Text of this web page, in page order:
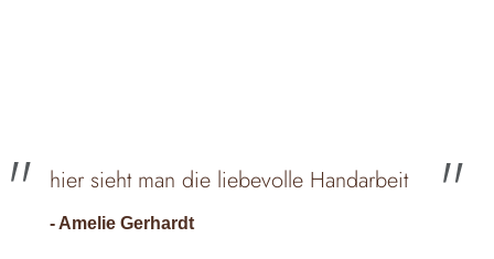
hier sieht man die liebevolle Handarbeit
- Amelie Gerhardt